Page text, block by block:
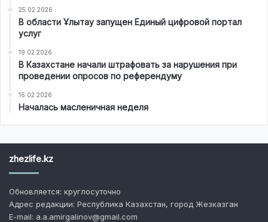
25.02.2026
В области Ұлытау запущен Единый цифровой портал
услуг
19.02.2026
В Казахстане начали штрафовать за нарушения при
проведении опросов по референдуму
16.02.2026
Началась масленичная неделя
zhezlife.kz
Обновляется: круглосуточно
Адрес редакции: Республика Казахстан, город Жезказган
E-mail: a.a.amirgalinov@gmail.com